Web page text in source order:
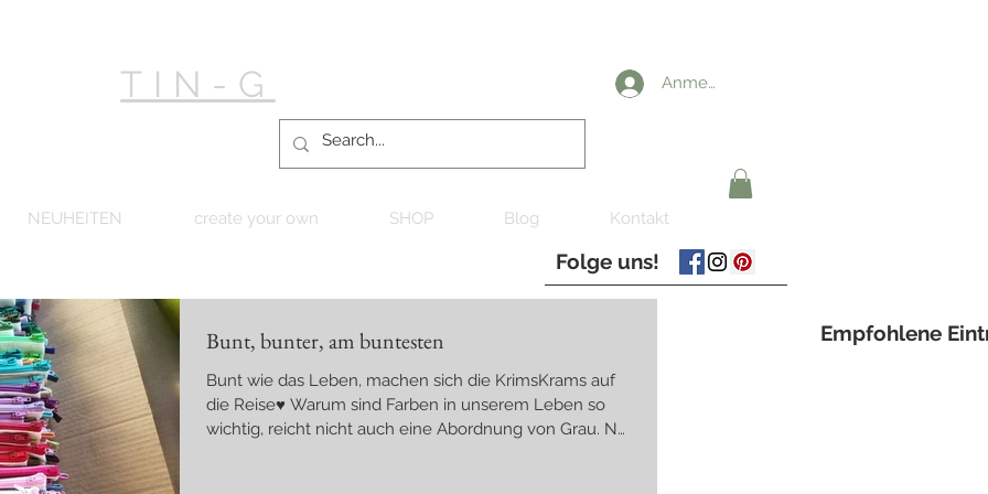
TIN-G Anmelden
NEUHEITEN create your own SHOP Blog Kontakt
Folge uns!
Bunt, bunter, am buntesten
Bunt wie das Leben, machen sich die KrimsKrams auf
die Reise♥ Warum sind Farben in unserem Leben so
wichtig, reicht nicht auch eine Abordnung von Grau. Nö,
Empfohlene